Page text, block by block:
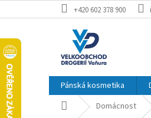
na
+420 602 378 900
Pánská kosmetika
Domů Domácnost